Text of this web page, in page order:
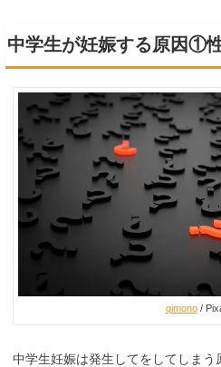
中学生が妊娠する原因①
qimono/
中学生妊娠は発生してをしてしま